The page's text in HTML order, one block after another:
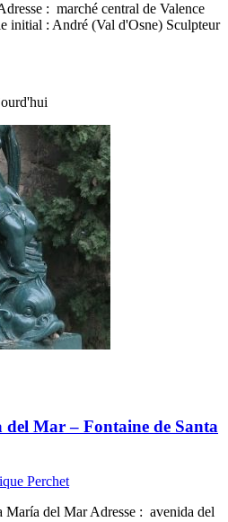
: marché central de Valence
initial : André (Val d'Osne) Sculpteur
Mar – Fontaine de Santa
Perchet
María del Mar Adresse : avenida del